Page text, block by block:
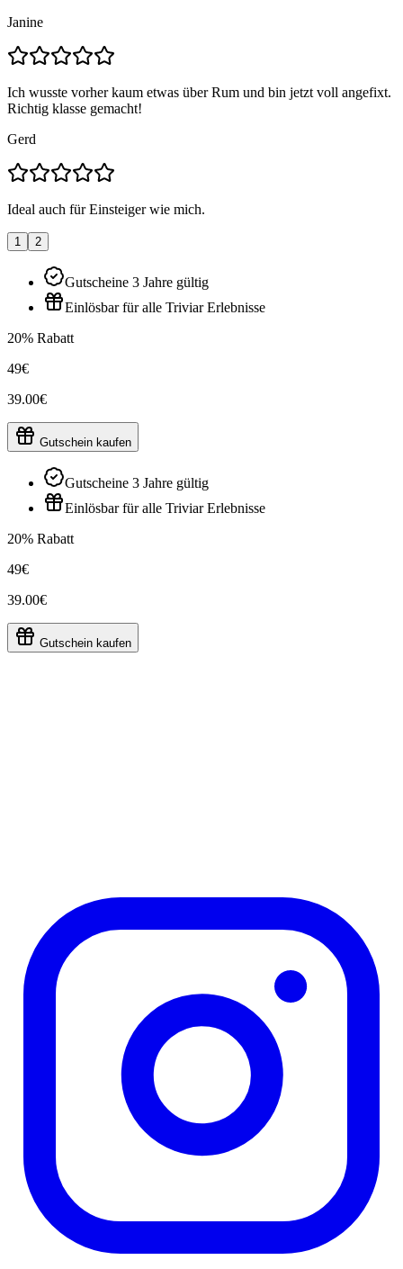
Janine
Ich wusste vorher kaum etwas über Rum und bin jetzt voll angefixt.
Richtig klasse gemacht!
Gerd
Ideal auch für Einsteiger wie mich.
1 2
Gutscheine 3 Jahre gültig
Einlösbar für alle Triviar Erlebnisse
20% Rabatt
49€
39.00€
Gutschein kaufen
Gutscheine 3 Jahre gültig
Einlösbar für alle Triviar Erlebnisse
20% Rabatt
49€
39.00€
Gutschein kaufen